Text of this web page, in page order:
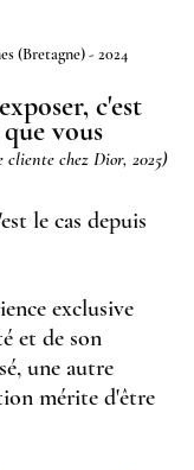
(Bretagne) - 2024
c'est
vous
cliente chez Dior, 2025)
le cas depuis
exclusive
et de son
une autre
mérite d'être